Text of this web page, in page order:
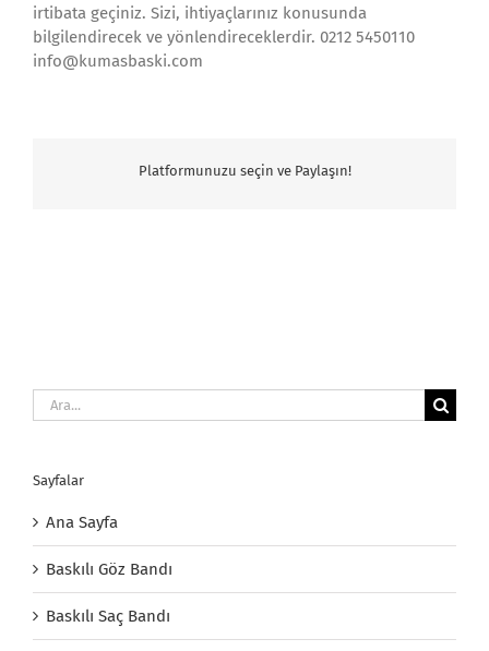
irtibata geçiniz. Sizi, ihtiyaçlarınız konusunda
bilgilendirecek ve yönlendireceklerdir. 0212 5450110
info@kumasbaski.com
Platformunuzu seçin ve Paylaşın!
Ara:
Sayfalar
Ana Sayfa
Baskılı Göz Bandı
Baskılı Saç Bandı